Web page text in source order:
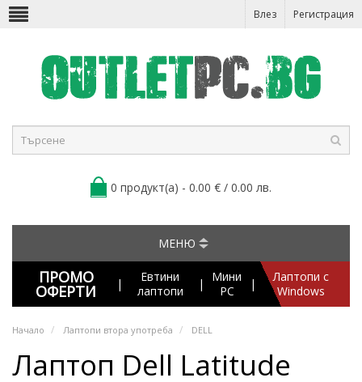
Влез Регистрация
0 продукт(а) - 0.00 € / 0.00 лв.
МЕНЮ
ПРОМО
ОФЕРТИ |
Евтини
лаптопи
|
Мини
PC
|
Лаптопи с
Windows
Начало Лаптопи втора употреба DELL
Лаптоп Dell Latitude